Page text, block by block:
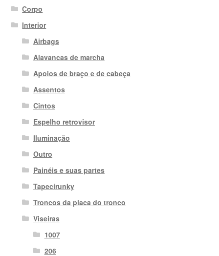
Corpo
Interior
Airbags
Alavancas de marcha
Apoios de braço e de cabeça
Assentos
Cintos
Espelho retrovisor
Iluminação
Outro
Painéis e suas partes
Tapecírunky
Troncos da placa do tronco
Viseiras
1007
206